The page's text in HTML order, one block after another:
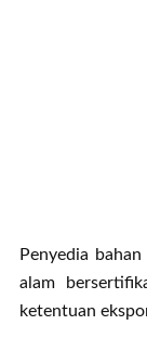
Penyedia
alam
ketentuan